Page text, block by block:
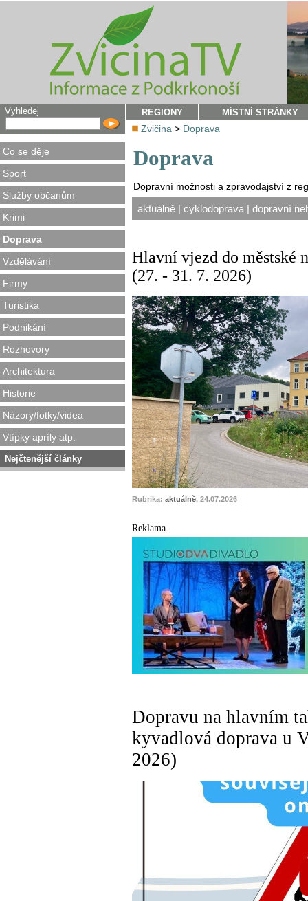
Vyhledej
Co se děje
Sport
Služby občanům
Krimi
Doprava
Vzdělávání
Firmy
Turistika
Podnikání
Rozhovory
Architektura
Historie
Názory/fotky/videa
Vtípky apríly atp.
Nejčtenější články
REGIONY MÍSTNÍ STRÁNKY
Zvičina > Doprava
Doprava
Dopravní možnosti a zpravodajství z
aktuálně | cyklodoprava | dopravní
Hlavní vjezd do městské
(27. - 31. 7. 2026)
Rubrika: aktuálně, 24.07.2026
Reklama
Dopravu na hlavním
kyvadlová doprava u
2026)